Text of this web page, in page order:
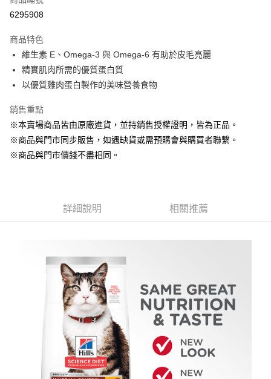
超商取貨付款
Apple Pay
街口支付
Google Pay
ATM付款
【全家】取貨付款1500免運
每筆NT$60，滿NT$1,500(含以上)免運費
【7-11】取貨付款1500免運
每筆NT$80，滿NT$1,500(含以上)免運費
【7-11】取貨1500免運
每筆NT$60，滿NT$1,500(含以上)免運費
宅配【全館滿1500免運】
6295908
商品特色
維生素 E、Omega-3 與 Omega-6 有助於皮毛亮麗
精實肌肉所需的優質蛋白質
以優質雞肉蛋白製作的美味營養食物
銷售重點
※本賣場商品皆由原廠進貨，並持銷售授權證明，皆為正品。
※商品與門市同步販售，如遇缺貨或需預購會與購買者聯繫。
※商品與門市價錢不盡相同。
詳細說明 相關推薦